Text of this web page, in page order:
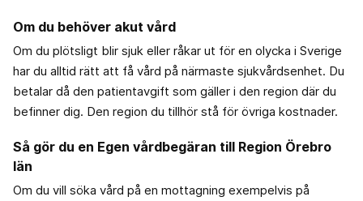
Om du behöver akut vård
Om du plötsligt blir sjuk eller råkar ut för en olycka i Sverige
har du alltid rätt att få vård på närmaste sjukvårdsenhet. Du
betalar då den patientavgift som gäller i den region där du
befinner dig. Den region du tillhör stå för övriga kostnader.
Så gör du en Egen vårdbegäran till Region Örebro
län
Om du vill söka vård på en mottagning exempelvis på